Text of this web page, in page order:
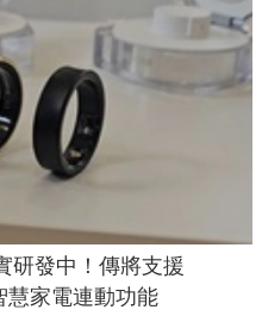
研發中！傳將支援
慧家電連動功能